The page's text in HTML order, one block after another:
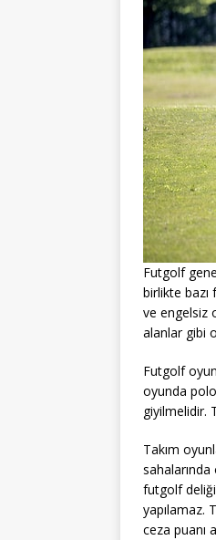
Futgolf
birlikte bazı
ve engelsiz
alanlar gibi
Futgolf
oyunda
giyilmelidir.
Takım
futgolf
yapılamaz.
ceza puanı